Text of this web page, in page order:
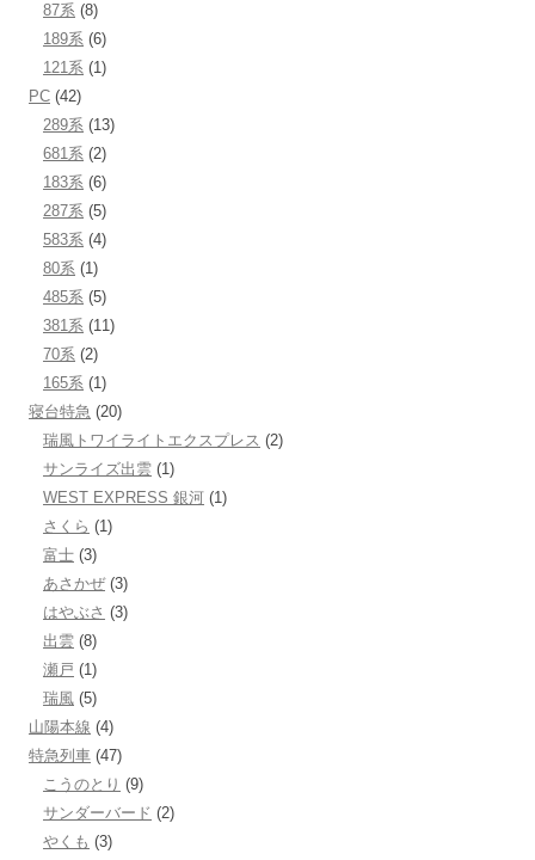
87系 (8)
189系 (6)
121系 (1)
PC (42)
289系 (13)
681系 (2)
183系 (6)
287系 (5)
583系 (4)
80系 (1)
485系 (5)
381系 (11)
70系 (2)
165系 (1)
寝台特急 (20)
瑞風トワイライトエクスプレス (2)
サンライズ出雲 (1)
WEST EXPRESS 銀河 (1)
さくら (1)
富士 (3)
あさかぜ(3)
はやぶさ (3)
出雲 (8)
瀬戸 (1)
瑞風 (5)
山陽本線 (4)
特急列車 (47)
こうのとり (9)
サンダーバード (2)
やくも (3)